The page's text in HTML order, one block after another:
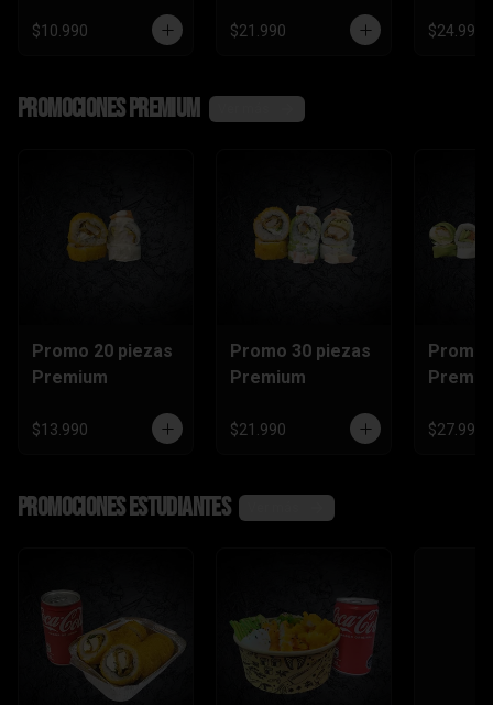
$10.990 $21.990 $24.990
Promociones Premium
Promo 20 piezas
Premium
$13.990
Promo 30 piezas
Premium
$21.990
Promo
$27.990
Promociones Estudiantes